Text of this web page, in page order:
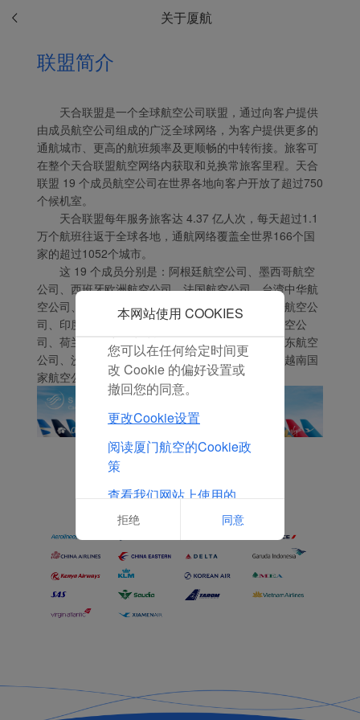
关于厦航
联盟简介
天合联盟是一个全球航空公司联盟，通过向客户提供
由成员航空公司组成的广泛全球网络，为客户提供更多的
通航城市、更高的航班频率及更顺畅的中转衔接。旅客可
在整个天合联盟航空网络内获取和兑换常旅客里程。天合
联盟 19 个成员航空公司在世界各地向客户开放了超过750
个候机室。
天合联盟每年服务旅客达 4.37 亿人次，每天超过1.1
万个航班往返于全球各地，通航网络覆盖全世界166个国
家的超过1052个城市。
这 19 个成员分别是：阿根廷航空公司、墨西哥航空
公司、西班牙欧洲航空公司、法国航空公司、台湾中华航
空公司、中国东方航空公司、北欧航空公司、达美航空公
司、印度尼西亚鹰航、意大利航空公司、肯尼亚航空公
司、荷兰皇家航空公司、大韩航空公司、黎巴嫩中东航空
公司、沙特阿拉伯航空公司、罗马尼亚航空公司、越南国
家航空公司、维珍航空和厦门航空公司。
本网站使用 COOKIES
并为您提供最佳的用户体
和分析型Cookie将被安装
使用营销Cookie (i) 分析
我们的营销绩效 (ii) 个性
化我们广告中的优惠信
息。 通过放置这些
方可以跟踪您的互联网行
为以使我们的内容和广告
与您的兴趣更加契合。
点击“接受”即表示您同意
放置所有的营销Cookie。
点击“拒绝”，我们将不会
您可以在任何给定时间更
改 Cookie 的偏好设置或
撤回您的同意。
更改Cookie设置
阅读厦门航空的Cookie政
策
查看我们网站上使用的
Cookie的完整列表
拒绝 同意